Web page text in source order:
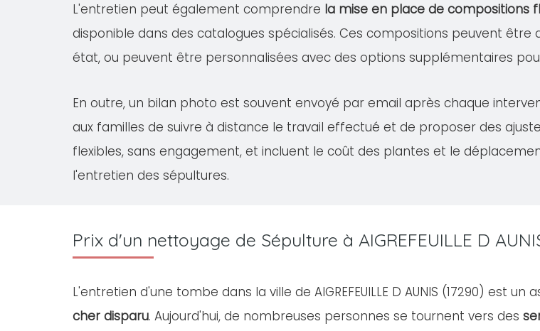
L'entretien peut également comprendre la mise en place de compositions
disponible dans des catalogues spécialisés. Ces compositions peuvent
état, ou peuvent être personnalisées avec des options supplémentaires
En outre, un bilan photo est souvent envoyé par email après chaque
aux familles de suivre à distance le travail effectué et de proposer des
flexibles, sans engagement, et incluent le coût des plantes et le
l'entretien des sépultures.
Prix d'un nettoyage de Sépulture à AIGREFEUILLE D
L'entretien d'une tombe dans la ville de AIGREFEUILLE D AUNIS (17290) est
cher disparu. Aujourd'hui, de nombreuses personnes se tournent vers des